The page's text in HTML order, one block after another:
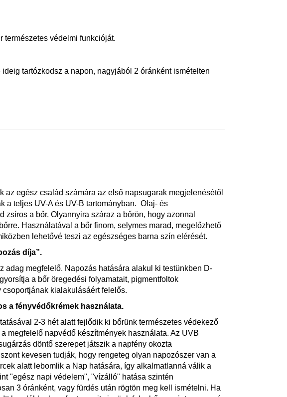
természetes védelmi funkcióját.
tartózkodsz a napon, nagyjából 2 óránként ismételten
egész család számára az első napsugarak megjelenésétől
a teljes UV-A és UV-B tartományban. Olaj- és
a bőr. Olyannyira száraz a bőrön, hogy azonnal
Használatával a bőr finom, selymes marad, megelőzhető
lehetővé teszi az egészséges barna szín elérését.
díja”.
adag megfelelő. Napozás hatására alakul ki testünkben D-
a bőr öregedési folyamatait, pigmentfoltok
kialakulásáért felelős.
a fényvédőkrémek használata.
2-3 hét alatt fejlődik ki bőrünk természetes védekező
megfelelő napvédő készítmények használata. Az UVB
döntő szerepet játszik a napfény okozta
kevesen tudják, hogy rengeteg olyan napozószer van a
alatt lebomlik a Nap hatására, így alkalmatlanná válik a
"egész napi védelem", "vízálló" hatása szintén
3 óránként, vagy fürdés után rögtön meg kell ismételni. Ha